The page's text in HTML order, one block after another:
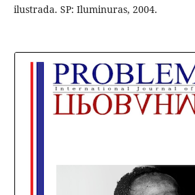
ilustrada. SP: Iluminuras, 2004.